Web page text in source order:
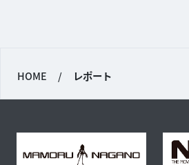
HOME / レポート